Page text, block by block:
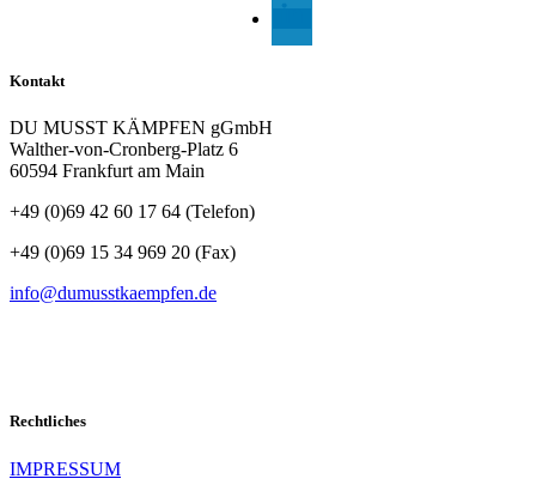
Kontakt
DU MUSST KÄMPFEN gGmbH
Walther-von-Cronberg-Platz 6
60594 Frankfurt am Main
+49 (0)69 42 60 17 64 (Telefon)
+49 (0)69 15 34 969 20 (Fax)
info@dumusstkaempfen.de
Rechtliches
IMPRESSUM